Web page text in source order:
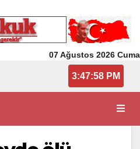
07 Ağustos 2026 Cuma
3:47:59 PM